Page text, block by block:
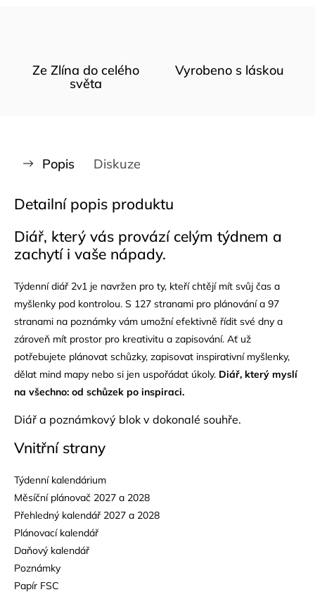
Ze Zlína do celého
světa
Vyrobeno s láskou
Popis Diskuze
Detailní popis produktu
Diář, který vás provází celým týdnem a
zachytí i vaše nápady.
Týdenní diář 2v1 je navržen pro ty, kteří chtějí mít svůj čas a
myšlenky pod kontrolou. S 127 stranami pro plánování a 97
stranami na poznámky vám umožní efektivně řídit své dny a
zároveň mít prostor pro kreativitu a zapisování. Ať už
potřebujete plánovat schůzky, zapisovat inspirativní myšlenky,
dělat mind mapy nebo si jen uspořádat úkoly. Diář, který myslí
na všechno: od schůzek po inspiraci.
Diář a poznámkový blok v dokonalé souhře.
Vnitřní strany
Týdenní kalendárium
Měsíční plánovač 2027 a 2028
Přehledný kalendář 2027 a 2028
Plánovací kalendář
Daňový kalendář
Poznámky
Papír FSC